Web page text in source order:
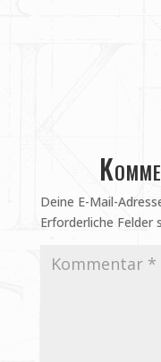
Deine E-Mail-
Erforderliche Felder